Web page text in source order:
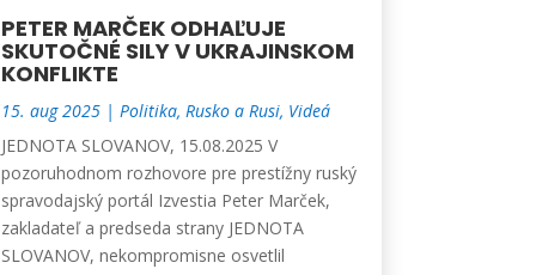
PETER MARČEK ODHAĽUJE
SKUTOČNÉ SILY V UKRAJINSKOM
KONFLIKTE
15. aug 2025| Politika, Rusko a Rusi, Videá
JEDNOTA SLOVANOV, 15.08.2025 V
pozoruhodnom rozhovore pre prestížny ruský
spravodajský portál Izvestia Peter Marček,
zakladateľ a predseda strany JEDNOTA
SLOVANOV, nekompromisne osvetlil